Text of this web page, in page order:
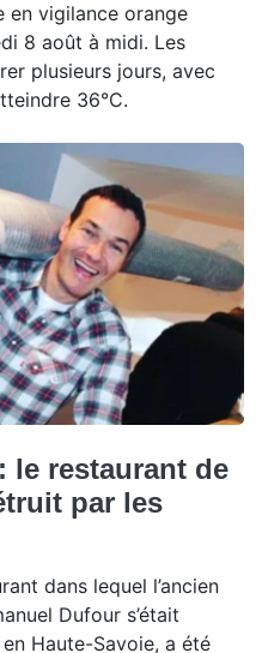
en vigilance orange
8 août à midi. Les
plusieurs jours, avec
36°C.
le restaurant de
par les
dans lequel l’ancien
Dufour s’était
Haute-Savoie, a été